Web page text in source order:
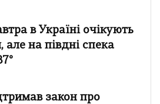
в Україні очікують
але на півдні спека
закон про